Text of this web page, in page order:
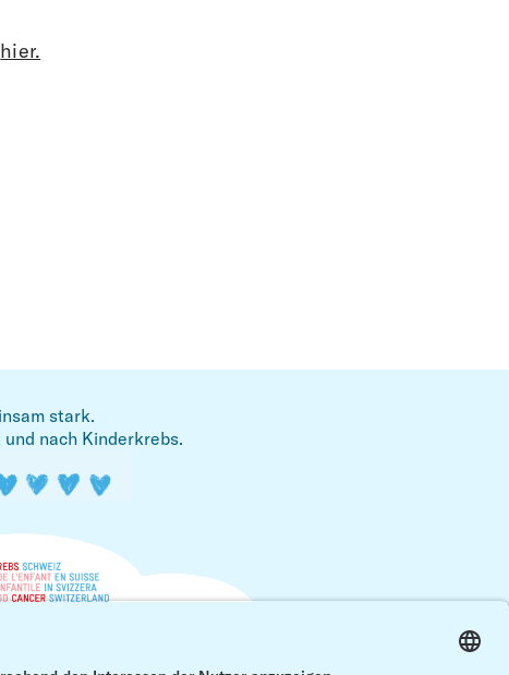
hier.
stark.
nach Kinderkrebs.